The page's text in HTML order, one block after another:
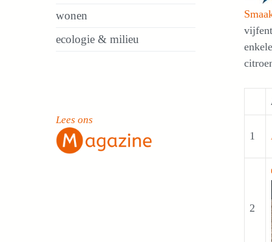
1
2
wonen
ecologie & milieu
Lees ons